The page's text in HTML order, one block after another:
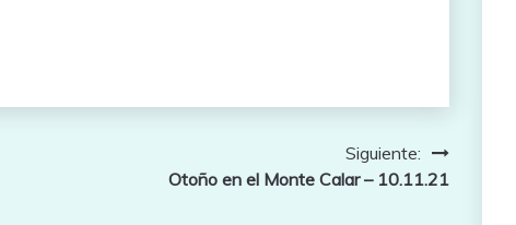
Siguiente:
Otoño en el Monte Calar – 10.11.21